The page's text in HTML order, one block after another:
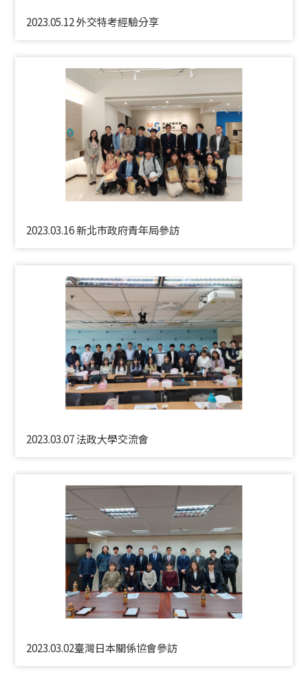
2023.05.12 外交特考經驗分享
2023.03.16 新北市政府青年局參訪
2023.03.07 法政大學交流會
2023.03.02臺灣日本關係協會參訪